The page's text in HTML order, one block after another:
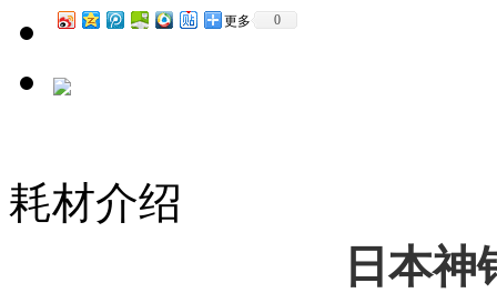
更多 0
耗材介绍
日本神